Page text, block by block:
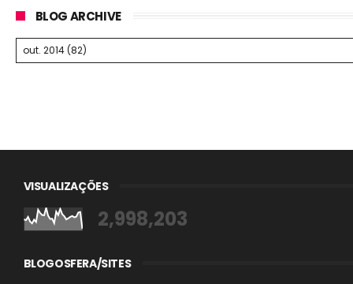
BLOG ARCHIVE
VISUALIZAÇÕES
2,998,203
BLOGOSFERA/SITES